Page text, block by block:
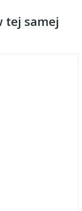
tej samej